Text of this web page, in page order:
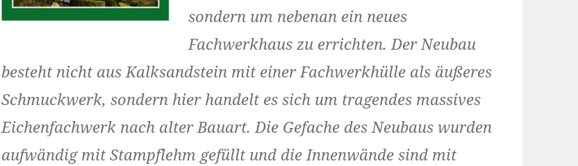
sondern um nebenan ein neues
Fach­werkhaus zu errichten. Der Neubau
besteht nicht aus Kalksandstein mit einer Fachwerkhülle als äußeres
Schmuckwerk, sondern hier handelt es sich um tragen­des massives
Eichenfachwerk nach alter Bauart. Die Gefache des Neubaus wurden
aufwändig mit Stampflehm gefüllt und die Innenwände sind mit